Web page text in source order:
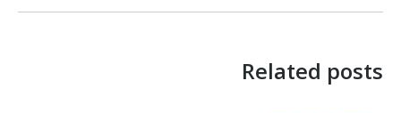
Related posts